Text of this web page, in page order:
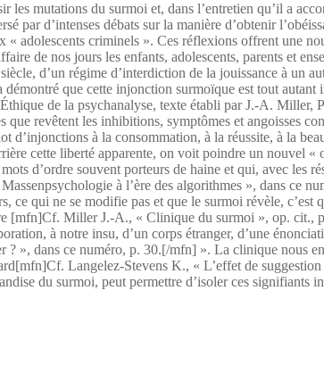
les mutations du surmoi et, dans l’entretien qu’il a
par d’intenses débats sur la manière d’obtenir
« adolescents criminels ». Ces réflexions offrent une
de nos jours les enfants, adolescents, parents et
d’un régime d’interdiction de la jouissance à un
que cette injonction surmoïque est tout
de la psychanalyse, texte établi par J.‑A. Miller,
que revêtent les inhibitions, symptômes et angoisses
d’injonctions à la consommation, à la réussite, à la
cette liberté apparente, on voit poindre un nouvel
d’ordre souvent porteurs de haine et qui, avec les
à l’ère des algorithmes », dans ce
ce qui ne se modifie pas et que le surmoi révèle,
[mfn]Cf. Miller J.-A., « Clinique du surmoi », op. cit.,
à notre insu, d’un corps étranger, d’une
», dans ce numéro, p. 30.[/mfn] ». La clinique nous
Langelez-Stevens K., « L’effet de
du surmoi, peut permettre d’isoler ces signifiants